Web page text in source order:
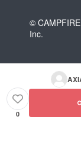
©
Inc.
0